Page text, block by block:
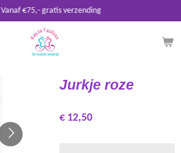
Vanaf €75,- gratis verzending
Jurkje roze
€ 12,50